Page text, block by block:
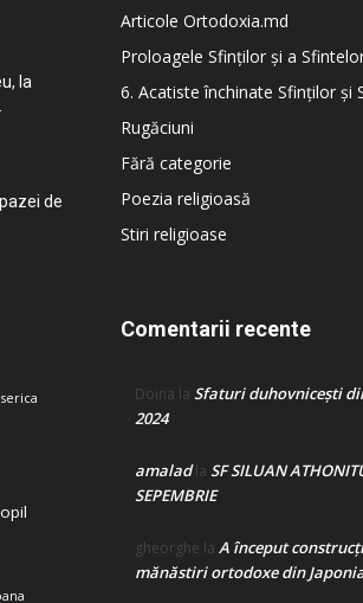
la
de
Articole Ortodoxia.md
Proloagele Sfinților și a
6. Acatiste închinate Sfinților și
Rugăciuni
Fără categorie
Poezia religioasă
Stiri religioase
Comentarii recente
Doina la Sfaturi duhovnicești
2024
amaladla SF SILUAN
SEPEMBRIE
gheorghe la A început
mănăstiri ortodoxe din